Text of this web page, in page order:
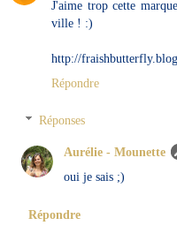
J'aime trop cette
ville ! :)
http://
Répondre
Réponses
Aurélie - Mounette
oui je sais ;)
Répondre